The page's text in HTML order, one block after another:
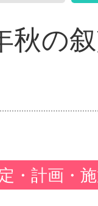
秋の
・計画・